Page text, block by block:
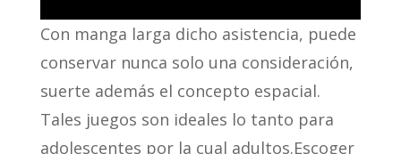
Con manga larga dicho asistencia, puede
conservar nunca solo una consideración,
suerte además el concepto espacial.
Tales juegos son ideales lo tanto para
adolescentes por la cual adultos.Escoger